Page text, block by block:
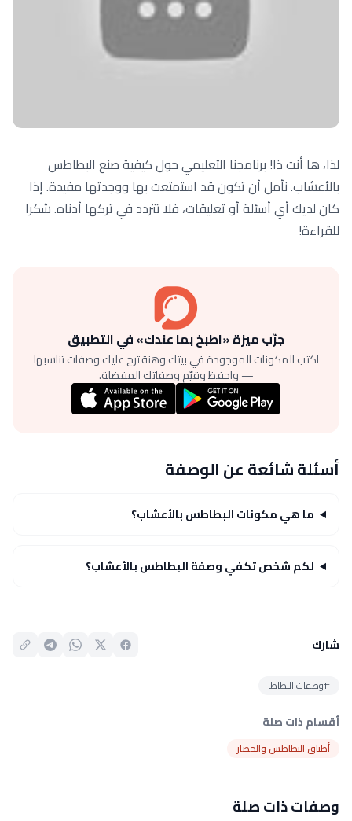
لذا، ها أنت ذا! برنامجنا التعليمي حول كيفية صنع البطاطس
بالأعشاب. نأمل أن تكون قد استمتعت بها ووجدتها مفيدة. إذا
كان لديك أي أسئلة أو تعليقات، فلا تتردد في تركها أدناه. شكرا
للقراءة!
جرّب ميزة «اطبخ بما عندك» في التطبيق
اكتب المكونات الموجودة في بيتك وهنقترح عليك وصفات تناسبها
— واحفظ وقيّم وصفاتك المفضلة.
أسئلة شائعة عن الوصفة
ما هي مكونات البطاطس بالأعشاب؟
لكم شخص تكفي وصفة البطاطس بالأعشاب؟
شارك
#وصفات البطاطا
أقسام ذات صلة
أطباق البطاطس والخضار
وصفات ذات صلة